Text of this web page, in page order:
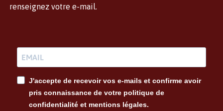
renseignez votre e-mail.
J'accepte de recevoir vos e-mails et confirme avoir
pris connaissance de votre politique de
confidentialité et mentions légales.